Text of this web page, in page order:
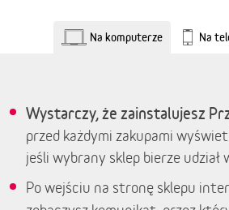
Na komputerze Na
Wystarczy, że zainstalujesz
przed każdymi zakupami
jeśli wybrany sklep bierze udział
Po wejściu na stronę sklepu